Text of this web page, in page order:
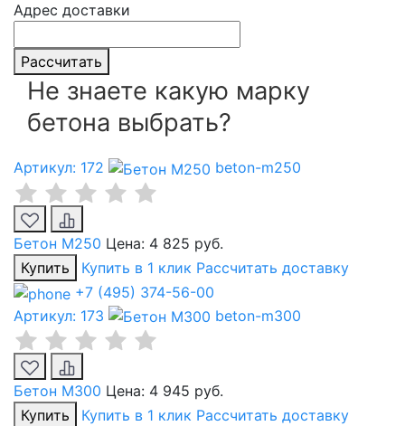
Адрес доставки
Рассчитать
Не знаете какую марку
бетона выбрать?
Артикул: 172 beton-m250
Бетон М250 Цена: 4 825 руб.
Купить
Купить в 1 клик Рассчитать доставку
+7 (495) 374-56-00
Артикул: 173
beton-m300
Бетон М300 Цена: 4 945 руб.
Купить
Купить в 1 клик Рассчитать доставку